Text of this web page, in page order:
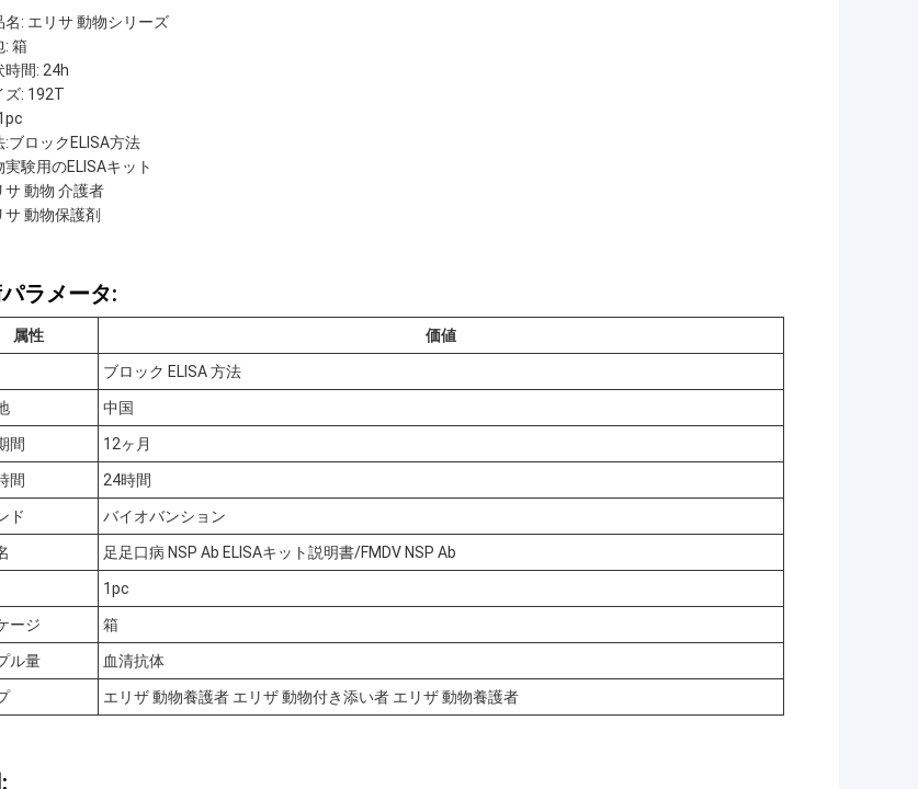
名: エリサ 動物シリーズ
: 箱
時間: 24h
ズ: 192T
:ブロックELISA方法
実験用のELISAキット
サ 動物 介護者
サ 動物保護剤
ラメータ:
属性 価値
ブロック ELISA 方法
中国
間 12ヶ月
間 24時間
ド バイオバンション
足足口病 NSP Ab ELISAキット説明書/FMDV NSP Ab
1pc
ージ 箱
ル量 血清抗体
エリザ 動物養護者 エリザ 動物付き添い者 エリザ 動物養護者